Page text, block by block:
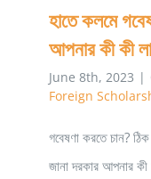
হাতে কলমে
আপনার কী কী
June 8th, 2023 |
Foreign
গবেষণা করতে চান?
জানা দরকার আপনার